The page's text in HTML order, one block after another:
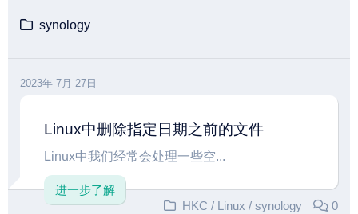
synology
2023年 7月 27日
Linux中删除指定日期之前的文件
Linux中我们经常会处理一些空...
进一步了解
HKC / Linux / synology 0